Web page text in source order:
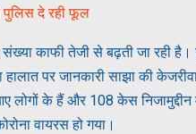
पुलिस दे रही फूल
संख्या काफी तेजी से बढ़ती जा रही
पर जानकारी साझा की
के हैं और 108 केस
वायरस हो गया।